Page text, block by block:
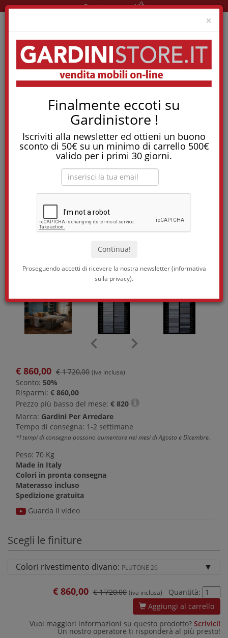
×
Finalmente eccoti su
Gardinistore !
Iscriviti alla newsletter ed ottieni un buono
sconto di 50€ su un minimo di carrello 500€
valido per i primi 30 giorni.
Proseguendo accetti di ricevere la nostra newsletter (informativa
sulla privacy).
Pronta consegna!
Divano Letto 3 Posti Sfoderabile Riccione
Tostapane, tritatutto, aspirapolvere, friggitrice
e molti altri Elettrodomestici!
Divano letto 3 posti sfoderabile Riccione
€ 860,00 € 1'720,00 (iva inclusa)
Sconto: 50%
Risparmi: € 860,00
Prezzo più basso del mese: € 820
Marca: Gardini Per Arredare
Tempo di consegna: 1-2 settimane
*I tempi di consegna possono aumentare nei mesi di Agosto e Dicembre.
Peso: 70 Kg
Made in Italy
Colori in pronta consegna
Materasso incluso
Spedizione gratuita
Guarda il video
Scegli le finiture
Colori rivestimento divano: PLUTONE 26
€ 860,00 € 1'720,00 (iva inclusa)
Quantità:
Aggiungi al carrello
Vuoi maggiori informazioni su questo prodotto? Scrivici!
Un nostro operatore ti risponderà al più presto!